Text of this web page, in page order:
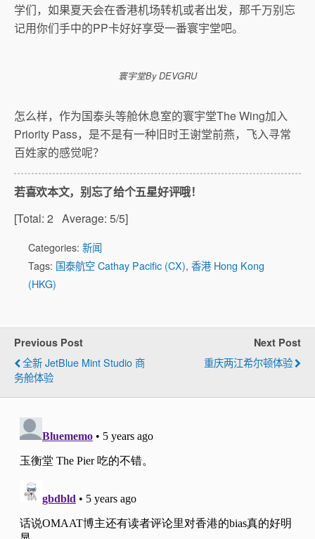
学们，如果夏天会在香港机场转机或者出发，那千万别忘
记用你们手中的PP卡好好享受一番寰宇堂吧。
寰宇堂By DEVGRU
怎么样，作为国泰头等舱休息室的寰宇堂The Wing加入
Priority Pass，是不是有一种旧时王谢堂前燕，飞入寻常
百姓家的感觉呢？
若喜欢本文，别忘了给个五星好评哦！
[Total: 2 Average: 5/5]
Categories: 新闻
Tags: 国泰航空 Cathay Pacific (CX), 香港 Hong Kong
(HKG)
Previous Post
全新 JetBlue Mint Studio 商
务舱体验
Next Post
重庆两江希尔顿体验